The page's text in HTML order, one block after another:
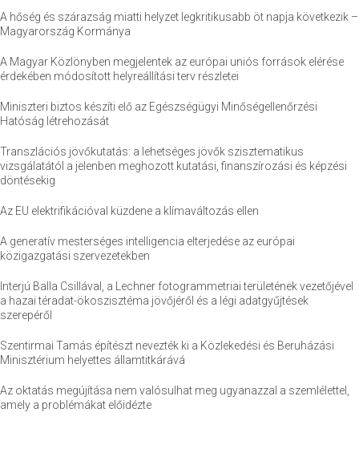
A hőség és szárazság miatti helyzet legkritikusabb öt napja következik –
Magyarország Kormánya
A Magyar Közlönyben megjelentek az európai uniós források elérése
érdekében módosított helyreállítási terv részletei
Miniszteri biztos készíti elő az Egészségügyi Minőségellenőrzési
Hatóság létrehozását
Transzlációs jövőkutatás: a lehetséges jövők szisztematikus
vizsgálatától a jelenben meghozott kutatási, finanszírozási és képzési
döntésekig
Az EU elektrifikációval küzdene a klímaváltozás ellen
A generatív mesterséges intelligencia elterjedése az európai
közigazgatási szervezetekben
Interjú Balla Csillával, a Lechner fotogrammetriai területének vezetőjével
a hazai téradat-ökoszisztéma jövőjéről és a légi adatgyűjtések
szerepéről
Szentirmai Tamás építészt nevezték ki a Közlekedési és Beruházási
Minisztérium helyettes államtitkárává
Az oktatás megújítása nem valósulhat meg ugyanazzal a szemlélettel,
amely a problémákat előidézte